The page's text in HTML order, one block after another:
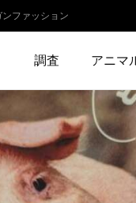
調査 アニマ
ンファッション